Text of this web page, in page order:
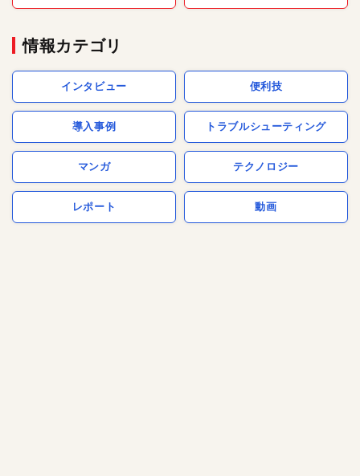
情報カテゴリ
インタビュー 便利技
導入事例 トラブルシューティング
マンガ テクノロジー
レポート 動画